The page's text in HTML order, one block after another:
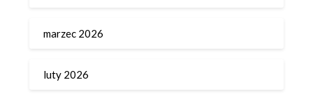
marzec 2026
luty 2026